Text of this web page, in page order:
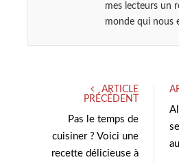
mes lecteurs un
monde qui nous
ARTICLE
PRÉCÉDENT
Pas le temps de
cuisiner ? Voici une
recette délicieuse à